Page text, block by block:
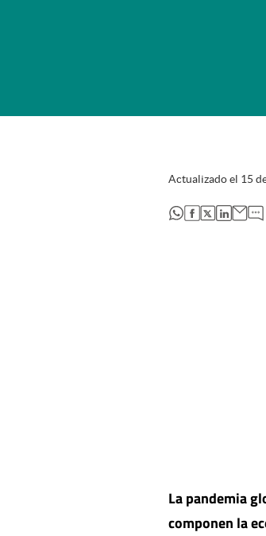
Actualizado el 15
abre en nueva
abre en
abre en
abre
La pandemia
componen la